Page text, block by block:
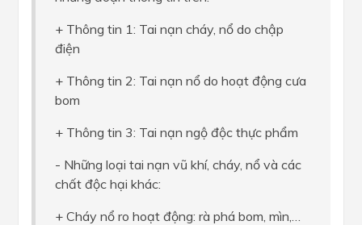
+ Thông tin 1: Tai nạn cháy, nổ do chập
điện
+ Thông tin 2: Tai nạn nổ do hoạt động cưa
bom
+ Thông tin 3: Tai nạn ngộ độc thực phẩm
- Những loại tai nạn vũ khí, cháy, nổ và các
chất độc hại khác:
+ Cháy nổ ro hoạt động: rà phá bom, mìn,…